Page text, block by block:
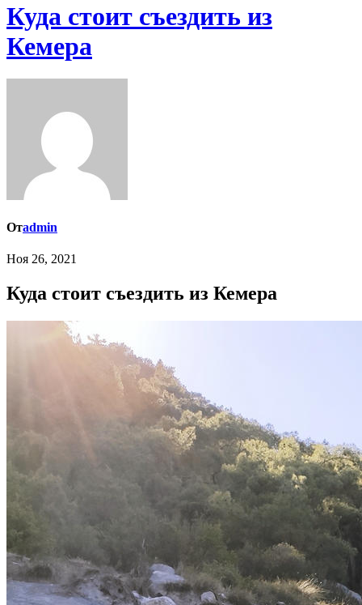
Куда стоит съездить из
Кемера
Отadmin
Ноя 26, 2021
Куда стоит съездить из Кемера